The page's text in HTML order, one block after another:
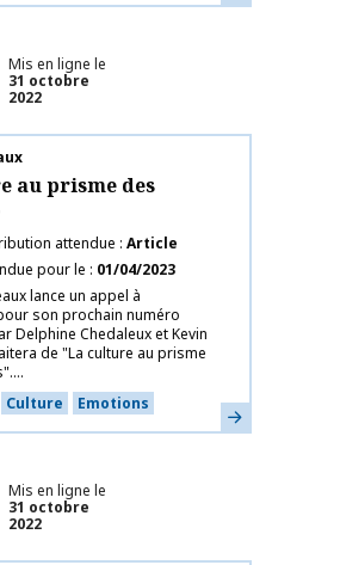
Mis en ligne le
31 octobre
2022
au prisme des
attendue Article
pour le
01/04/2023
lance un appel à
son prochain numéro
Delphine Chedaleux et Kevin
de "La culture au prisme
Culture Emotions En savoir plus
Mis en ligne le
31 octobre
2022